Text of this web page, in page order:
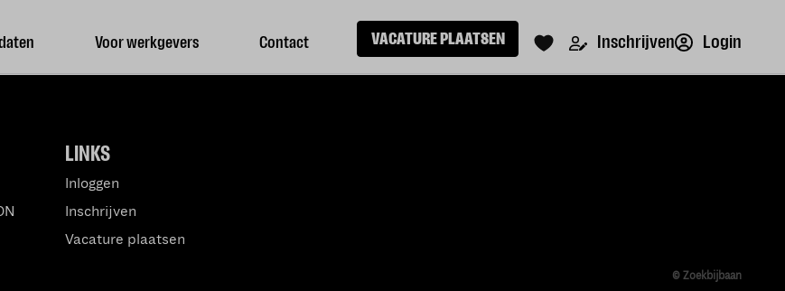
Voor werkgevers Contact VACATURE PLAATSEN Inschrijven Login
LINKS
Inloggen
Inschrijven
Vacature plaatsen
© Zoekbijbaan